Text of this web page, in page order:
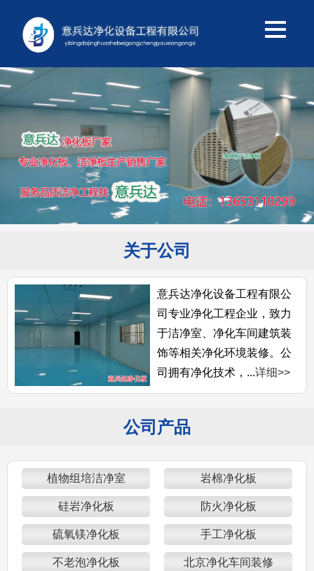
关于公司
意兵达净化设备工程有限公
司专业净化工程企业，致力
于洁净室、净化车间建筑装
饰等相关净化环境装修。公
司拥有净化技术，...详细>>
公司产品
植物组培洁净室 岩棉净化板
硅岩净化板 防火净化板
硫氧镁净化板 手工净化板
不老泡净化板 北京净化车间装修